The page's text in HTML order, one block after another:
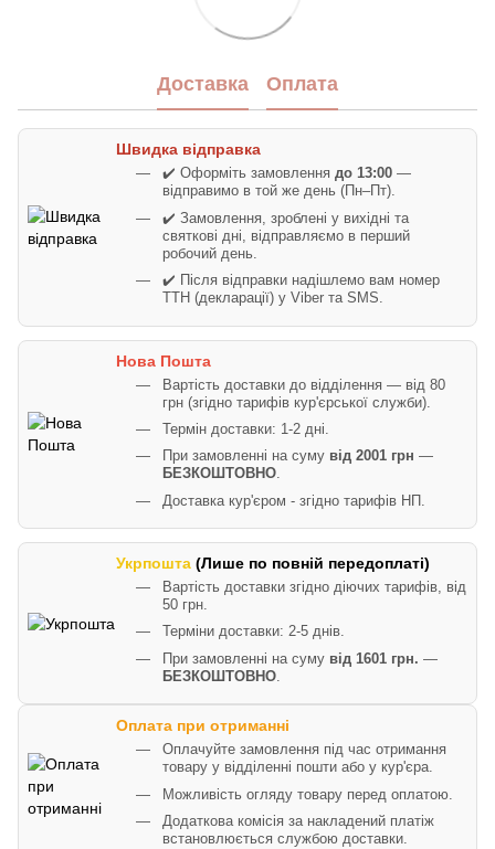
Доставка Оплата
Швидка відправка
✔️ Оформіть замовлення до 13:00 —
відправимо в той же день (Пн–Пт).
✔️ Замовлення, зроблені у вихідні та
святкові дні, відправляємо в перший
робочий день.
✔️ Після відправки надішлемо вам номер
ТТН (декларації) у Viber та SMS.
Нова Пошта
Вартість доставки до відділення — від 80
грн (згідно тарифів кур'єрської служби).
Термін доставки: 1-2 дні.
При замовленні на суму від 2001 грн —
БЕЗКОШТОВНО.
Доставка кур'єром - згідно тарифів НП.
Укрпошта (Лише по повній передоплаті)
Вартість доставки згідно діючих тарифів, від
50 грн.
Терміни доставки: 2-5 днів.
При замовленні на суму від 1601 грн. —
БЕЗКОШТОВНО.
Оплата при отриманні
Оплачуйте замовлення під час отримання
товару у відділенні пошти або у кур'єра.
Можливість огляду товару перед оплатою.
Додаткова комісія за накладений платіж
встановлюється службою доставки.